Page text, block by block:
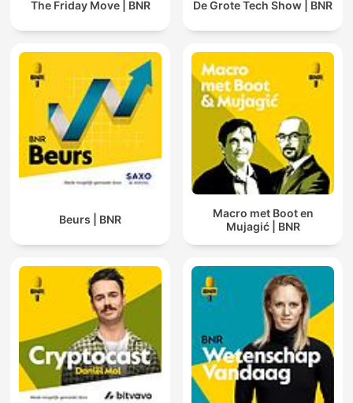
The Friday Move | BNR De Grote Tech Show | BNR
Beurs | BNR
Macro met Boot en
Mujagić | BNR